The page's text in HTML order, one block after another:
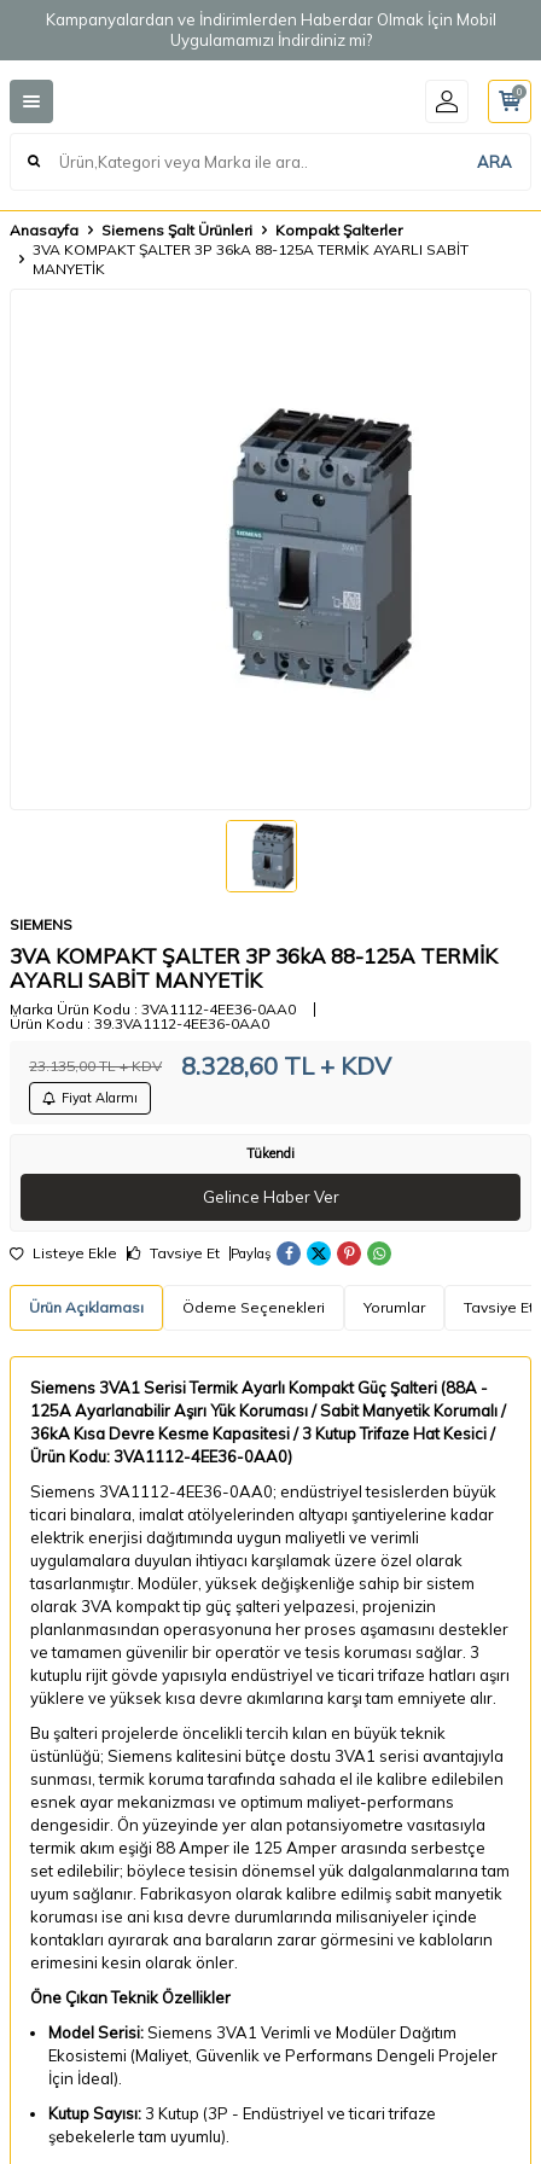
Kampanyalardan ve İndirimlerden Haberdar Olmak İçin Mobil
Uygulamamızı İndirdiniz mi?
ARA
0
Anasayfa Siemens Şalt Ürünleri
Kompakt Şalterler
3VA KOMPAKT ŞALTER 3P 36kA 88-125A TERMİK AYARLI SABİT
MANYETİK
SIEMENS
3VA KOMPAKT ŞALTER 3P 36kA 88-125A TERMİK
AYARLI SABİT MANYETİK
Marka Ürün Kodu : 3VA1112-4EE36-0AA0
Ürün Kodu : 39.3VA1112-4EE36-0AA0
23.135,00TL + KDV 8.328,60 TL + KDV
Fiyat Alarmı
Tükendi
Gelince Haber Ver
Listeye Ekle Tavsiye Et Paylaş
Ürün Açıklaması Ödeme Seçenekleri Yorumlar Tavsiye Et
Siemens 3VA1 Serisi Termik Ayarlı Kompakt Güç Şalteri (88A -
125A Ayarlanabilir Aşırı Yük Koruması / Sabit Manyetik Korumalı /
36kA Kısa Devre Kesme Kapasitesi / 3 Kutup Trifaze Hat Kesici /
Ürün Kodu: 3VA1112-4EE36-0AA0)
Siemens 3VA1112-4EE36-0AA0; endüstriyel tesislerden büyük
ticari binalara, imalat atölyelerinden altyapı şantiyelerine kadar
elektrik enerjisi dağıtımında uygun maliyetli ve verimli
uygulamalara duyulan ihtiyacı karşılamak üzere özel olarak
tasarlanmıştır. Modüler, yüksek değişkenliğe sahip bir sistem
olarak 3VA kompakt tip güç şalteri yelpazesi, projenizin
planlanmasından operasyonuna her proses aşamasını destekler
ve tamamen güvenilir bir operatör ve tesis koruması sağlar. 3
kutuplu rijit gövde yapısıyla endüstriyel ve ticari trifaze hatları aşırı
yüklere ve yüksek kısa devre akımlarına karşı tam emniyete alır.
Bu şalteri projelerde öncelikli tercih kılan en büyük teknik
üstünlüğü; Siemens kalitesini bütçe dostu 3VA1 serisi avantajıyla
sunması, termik koruma tarafında sahada el ile kalibre edilebilen
esnek ayar mekanizması ve optimum maliyet-performans
dengesidir. Ön yüzeyinde yer alan potansiyometre vasıtasıyla
termik akım eşiği 88 Amper ile 125 Amper arasında serbestçe
set edilebilir; böylece tesisin dönemsel yük dalgalanmalarına tam
uyum sağlanır. Fabrikasyon olarak kalibre edilmiş sabit manyetik
koruması ise ani kısa devre durumlarında milisaniyeler içinde
kontakları ayırarak ana baraların zarar görmesini ve kabloların
erimesini kesin olarak önler.
Öne Çıkan Teknik Özellikler
Model Serisi:Siemens 3VA1 Verimli ve Modüler Dağıtım
Ekosistemi (Maliyet, Güvenlik ve Performans Dengeli Projeler
İçin İdeal).
Kutup Sayısı: 3 Kutup (3P - Endüstriyel ve ticari trifaze
şebekelerle tam uyumlu).